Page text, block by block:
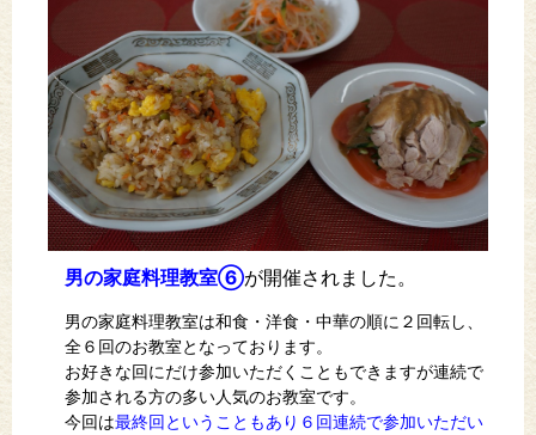
男の家庭料理教室⑥が開催されました。
男の家庭料理教室は和食・洋食・中華の順に２回転し、
全６回のお教室となっております。
お好きな回にだけ参加いただくこともできますが連続で
参加される方の多い人気のお教室です。
今回は最終回ということもあり６回連続で参加いただい